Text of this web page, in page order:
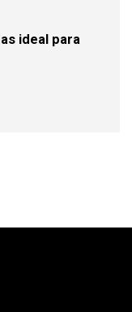
ideal para
IDEAL PARA